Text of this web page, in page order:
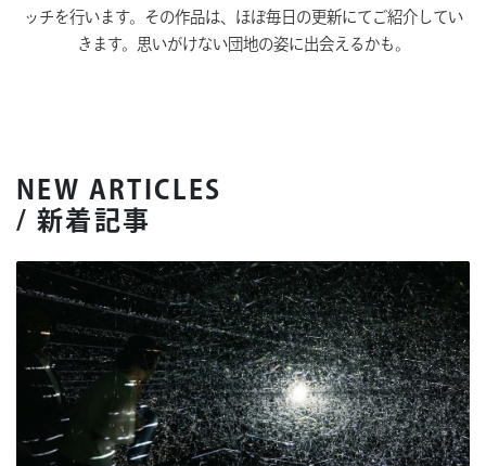
ッチを行います。その作品は、ほぼ毎日の更新にてご紹介してい
きます。思いがけない団地の姿に出会えるかも。
NEW ARTICLES
/ 新着記事